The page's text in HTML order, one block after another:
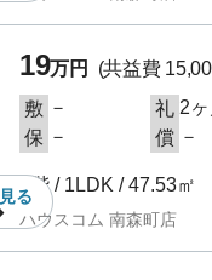
見る
19万円
(共益費
敷 － 礼 2ヶ
保 － 償 －
3階 / 1LDK / 47.53㎡
ハウスコム 南森町店